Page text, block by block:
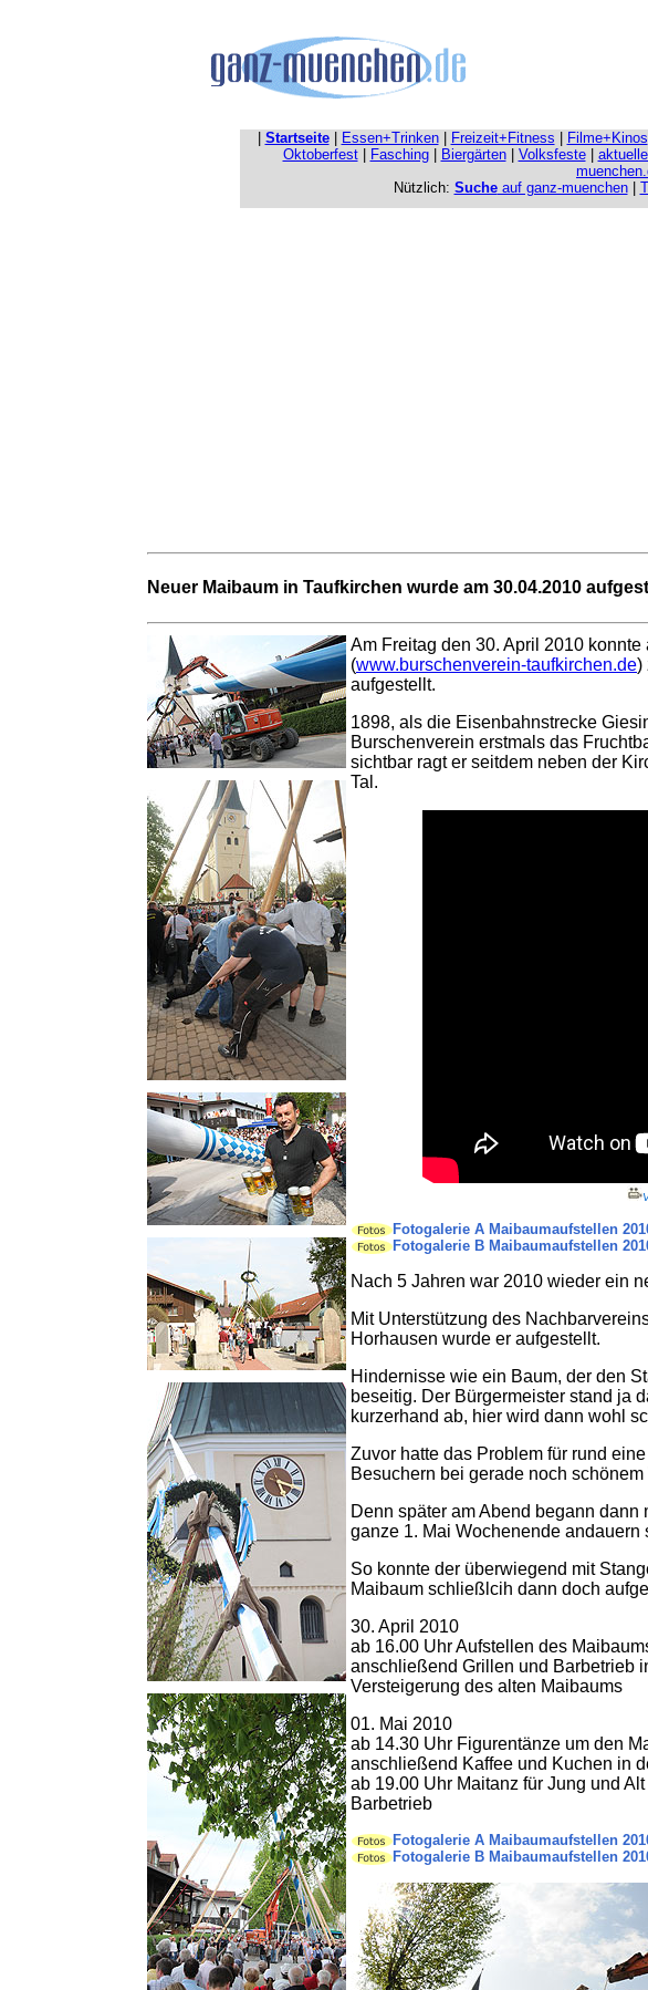
Startseite| Essen+Trinken| Freizeit+Fitness Filme+Kinos
Oktoberfest| Fasching| Biergärten| Volksfeste|
Nützlich: Sucheauf ganz-muenchen|
Neuer Maibaum in Taufkirchen wurde am 30.04.2010
Am Freitag den 30. April 2010
(www.burschenverein-taufkirchen.de)
aufgestellt.
1898, als die Eisenbahnstrecke
Burschenverein erstmals das
sichtbar ragt er seitdem neben der
Tal.
Fotogalerie A Maibaumaufstellen
Fotogalerie B Maibaumaufstellen
Nach 5 Jahren war 2010 wieder ein
Mit Unterstützung des
Horhausen wurde er aufgestellt.
Hindernisse wie ein Baum, der den
beseitig. Der Bürgermeister stand ja
kurzerhand ab, hier wird dann wohl
Zuvor hatte das Problem für rund
Besuchern bei gerade noch
Denn später am Abend begann
ganze 1. Mai Wochenende andauern
So konnte der überwiegend mit
Maibaum schließlcih dann doch
30. April 2010
ab 16.00 Uhr Aufstellen des
anschließend Grillen und Barbetrieb
Versteigerung des alten Maibaums
01. Mai 2010
ab 14.30 Uhr Figurentänze um den
anschließend Kaffee und Kuchen in
ab 19.00 Uhr Maitanz für Jung und
Barbetrieb
Fotogalerie A Maibaumaufstellen
Fotogalerie B Maibaumaufstellen